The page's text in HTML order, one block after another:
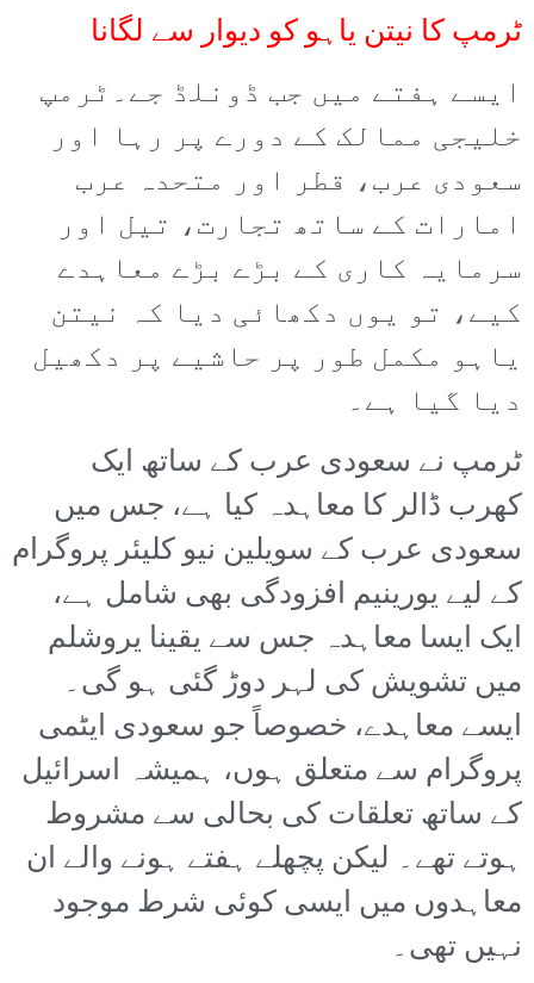
ٹرمپ کا نیتن یاہو کو دیوار سے لگانا
ایسے ہفتے میں جب ڈونلڈ جے۔ٹرمپ
خلیجی ممالک کے دورے پر رہا اور
سعودی عرب، قطر اور متحدہ عرب
امارات کے ساتھ تجارت، تیل اور
سرمایہ کاری کے بڑے بڑے معاہدے
کیے، تو یوں دکھائی دیا کہ نیتن
یاہو مکمل طور پر حاشیے پر دکھیل
دیا گیا ہے۔
ٹرمپ نے سعودی عرب کے ساتھ ایک
کھرب ڈالر کا معاہدہ کیا ہے، جس میں
سعودی عرب کے سویلین نیو کلیئر پروگرام
کے لیے یورینیم افزودگی بھی شامل ہے،
ایک ایسا معاہدہ جس سے یقینا یروشلم
میں تشویش کی لہر دوڑ گئی ہو گی۔
ایسے معاہدے، خصوصاً جو سعودی ایٹمی
پروگرام سے متعلق ہوں، ہمیشہ اسرائیل
کے ساتھ تعلقات کی بحالی سے مشروط
ہوتے تھے۔ لیکن پچھلے ہفتے ہونے والے ان
معاہدوں میں ایسی کوئی شرط موجود
نہیں تھی۔